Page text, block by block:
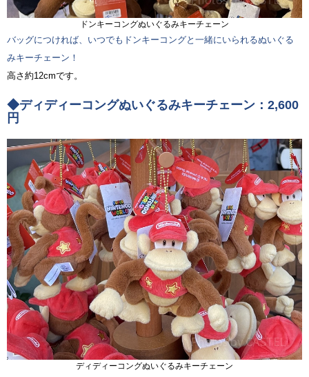
ドンキーコングぬいぐるみキーチェーン
バッグにつければ、いつでもドンキーコングと一緒にいられるぬいぐる
みキーチェーン！
高さ約12cmです。
◆ディディーコングぬいぐるみキーチェーン：2,600
円
ディディーコングぬいぐるみキーチェーン